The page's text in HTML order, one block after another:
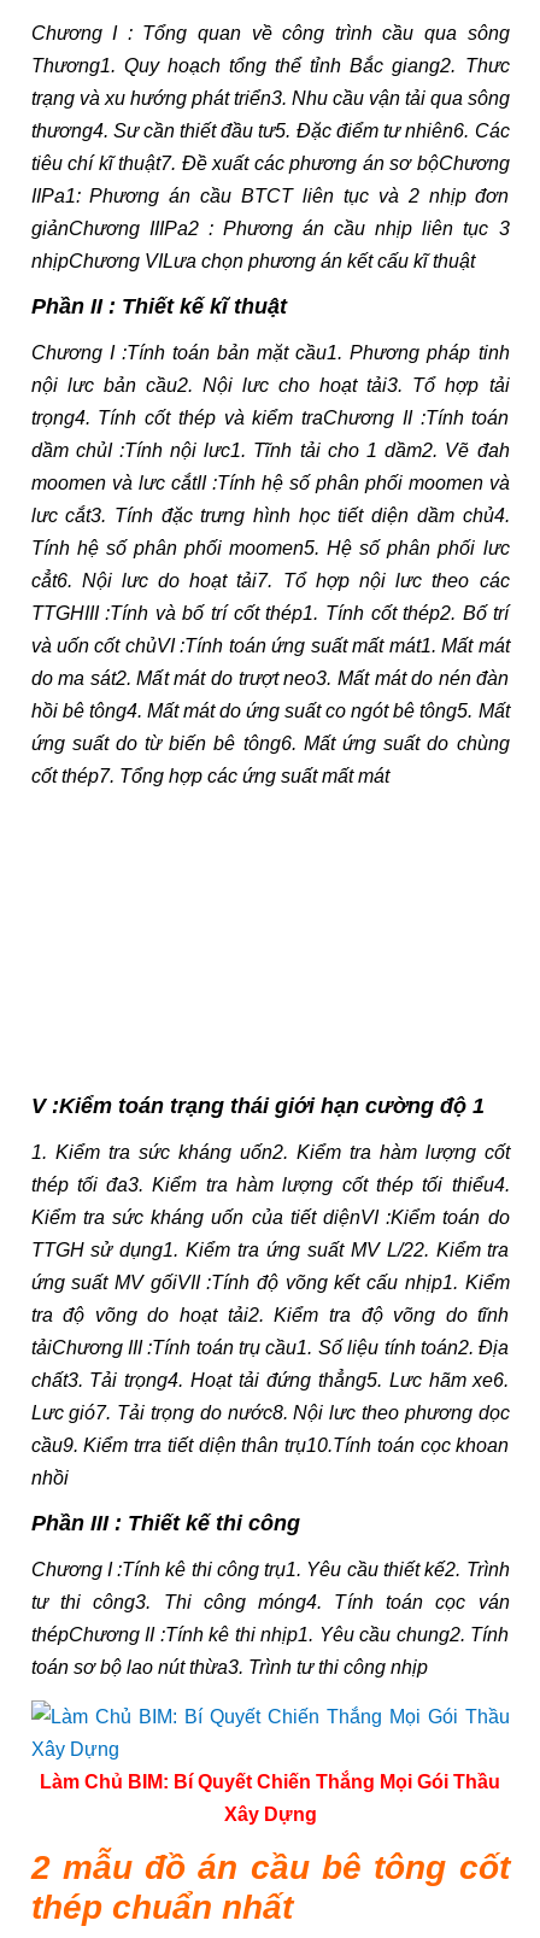
Chương I : Tổng quan về công trình cầu qua sông
Thương1. Quy hoạch tổng thể tỉnh Bắc giang2. Thưc
trạng và xu hướng phát triển3. Nhu cầu vận tải qua sông
thương4. Sư cần thiết đầu tư5. Đặc điểm tư nhiên6. Các
tiêu chí kĩ thuật7. Đề xuất các phương án sơ bộChương
IIPa1: Phương án cầu BTCT liên tục và 2 nhịp đơn
giảnChương IIIPa2 : Phương án cầu nhịp liên tục 3
nhịpChương VILưa chọn phương án kết cấu kĩ thuật
Phần II : Thiết kế kĩ thuật
Chương I :Tính toán bản mặt cầu1. Phương pháp tinh
nội lưc bản cầu2. Nội lưc cho hoạt tải3. Tổ hợp tải
trọng4. Tính cốt thép và kiểm traChương II :Tính toán
dầm chủI :Tính nội lưc1. Tĩnh tải cho 1 dầm2. Vẽ đah
moomen và lưc cắtII :Tính hệ số phân phối moomen và
lưc cắt3. Tính đặc trưng hình học tiết diện dầm chủ4.
Tính hệ số phân phối moomen5. Hệ số phân phối lưc
cẳt6. Nội lưc do hoạt tải7. Tổ hợp nội lưc theo các
TTGHIII :Tính và bố trí cốt thép1. Tính cốt thép2. Bố trí
và uốn cốt chủVI :Tính toán ứng suất mất mát1. Mất mát
do ma sát2. Mất mát do trượt neo3. Mất mát do nén đàn
hồi bê tông4. Mất mát do ứng suất co ngót bê tông5. Mất
ứng suất do từ biến bê tông6. Mất ứng suất do chùng
cốt thép7. Tổng hợp các ứng suất mất mát
V :Kiểm toán trạng thái giới hạn cường độ 1
1. Kiểm tra sức kháng uốn2. Kiểm tra hàm lượng cốt
thép tối đa3. Kiểm tra hàm lượng cốt thép tối thiểu4.
Kiểm tra sức kháng uốn của tiết diệnVI :Kiểm toán do
TTGH sử dụng1. Kiểm tra ứng suất MV L/22. Kiểm tra
ứng suất MV gốiVII :Tính độ võng kết cấu nhịp1. Kiểm
tra độ võng do hoạt tải2. Kiểm tra độ võng do tĩnh
tảiChương III :Tính toán trụ cầu1. Số liệu tính toán2. Địa
chất3. Tải trọng4. Hoạt tải đứng thẳng5. Lưc hãm xe6.
Lưc gió7. Tải trọng do nước8. Nội lưc theo phương dọc
cầu9. Kiểm trra tiết diện thân trụ10.Tính toán cọc khoan
nhồi
Phần III : Thiết kế thi công
Chương I :Tính kê thi công trụ1. Yêu cầu thiết kế2. Trình
tư thi công3. Thi công móng4. Tính toán cọc ván
thépChương II :Tính kê thi nhịp1. Yêu cầu chung2. Tính
toán sơ bộ lao nút thừa3. Trình tư thi công nhịp
Làm Chủ BIM: Bí Quyết Chiến Thắng Mọi Gói Thầu
Xây Dựng
2 mẫu đồ án cầu bê tông cốt
thép chuẩn nhất